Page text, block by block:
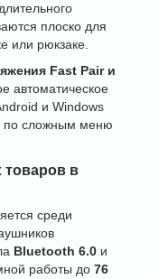
плоско для
или рюкзаке.
Fast Pair и
автоматическое
и Windows
по сложным меню
товаров в
среди
Bluetooth 6.0 и
работы до 76